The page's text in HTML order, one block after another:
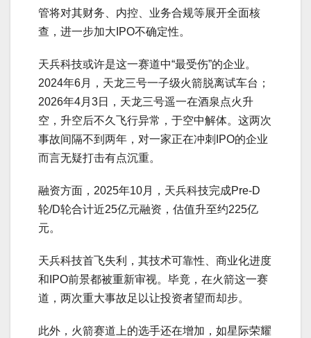
管将对其财务、内控、业务合规等展开全面核
查，进一步加大IPO不确定性。
天兵科技或许是这一赛道中“最受伤”的企业。
2024年6月，天龙三号一子级火箭脱离试车台；
2026年4月3日，天龙三号遥一在酒泉点火升
空，升空后不久飞行异常，于空中解体。这两次
事故间隔不到两年，对一家正在冲刺IPO的企业
而言无疑打击有点沉重。
融资方面，2025年10月，天兵科技完成Pre-D
轮/D轮合计近25亿元融资，估值升至约225亿
元。
天兵科技首飞失利，其技术可靠性、商业化进度
和IPO前景都被重新审视。毕竟，在火箭这一赛
道，两次重大事故足以让投资者望而却步。
此外，火箭赛道上的选手还在增加，如星际荣耀